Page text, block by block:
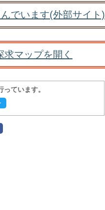
でいます(外部サイト)
マップを開く
ています。